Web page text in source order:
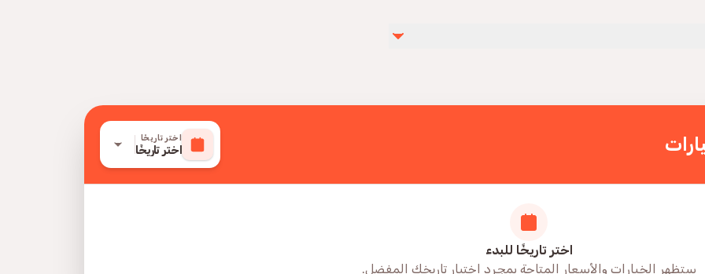
Not
اختر تاريخًا
اختر تاريخًا
اختر تاريخًا للبدء
ستظهر الخيارات والأسعار المتاحة بمجرد اختيار تاريخك المفضل.